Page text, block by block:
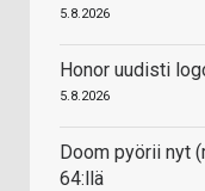
5.8.2026
Honor uudisti
5.8.2026
Doom pyörii nyt
64:llä